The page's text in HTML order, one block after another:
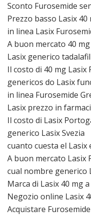
Sconto Furosemide
Prezzo basso Lasix 40
in linea Lasix
A buon mercato 40
Lasix generico tadalafil
Il costo di 40 mg Lasix
genericos do Lasix
in linea Furosemide
Lasix prezzo in
Il costo di Lasix
generico Lasix Svezia
cuanto cuesta el Lasix
A buon mercato Lasix
cual nombre generico
Marca di Lasix 40 mg
Negozio online Lasix
Acquistare